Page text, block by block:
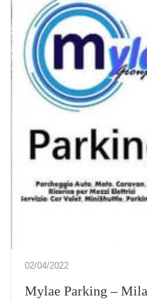
02/04/2022
Mylae Parking –